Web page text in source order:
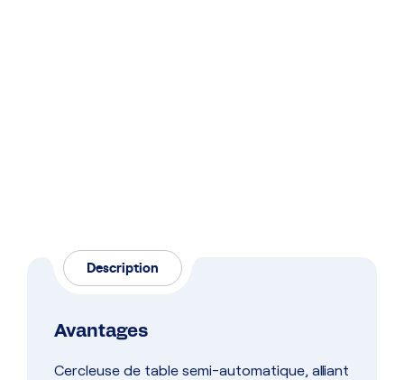
Description
Avantages
Cercleuse de table semi-automatique, alliant